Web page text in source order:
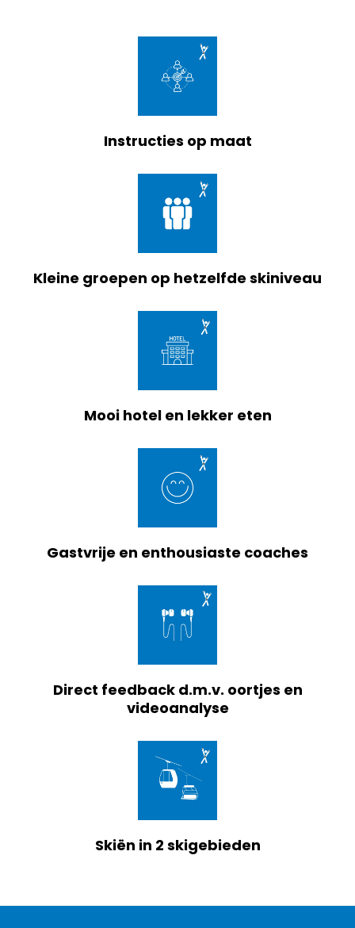
Instructies op maat
Kleine groepen op hetzelfde skiniveau
Mooi hotel en lekker eten
Gastvrije en enthousiaste coaches
Direct feedback d.m.v. oortjes en
videoanalyse
Skiën in 2 skigebieden